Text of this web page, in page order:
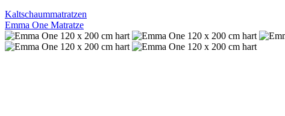
Kaltschaummatratzen
Emma One Matratze